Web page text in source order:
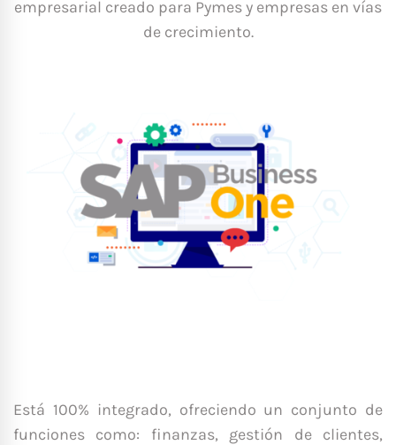
empresarial creado para Pymes y empresas en vías
de crecimiento.
Está 100% integrado, ofreciendo un conjunto de
funciones como: finanzas, gestión de clientes,